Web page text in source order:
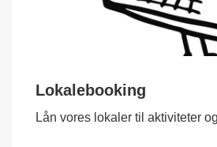
Lokalebooking
Lån vores lokaler til aktiviteter